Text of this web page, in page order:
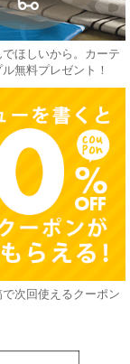
ほしいから。カーテ
無料プレゼント！
次回使えるクーポン